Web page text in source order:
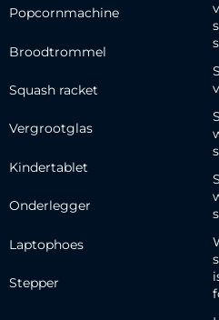
Popcornmachine
Broodtrommel
Squash racket
Vergrootglas
Kindertablet
Onderlegger
Laptophoes
Stepper